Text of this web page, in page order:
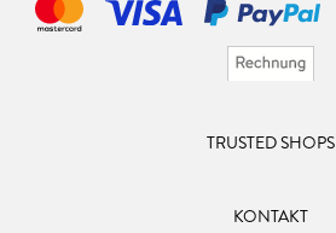
TRUSTED SHOPS
KONTAKT